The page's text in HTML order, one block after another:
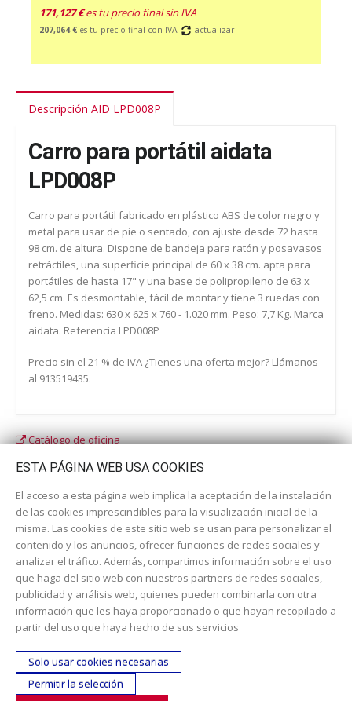
171,127 € es tu precio final sin IVA
207,064 € es tu precio final con IVA actualizar
Descripción AID LPD008P
Carro para portátil aidata
LPD008P
Carro para portátil fabricado en plástico ABS de color negro y
metal para usar de pie o sentado, con ajuste desde 72 hasta
98 cm. de altura. Dispone de bandeja para ratón y posavasos
retráctiles, una superficie principal de 60 x 38 cm. apta para
portátiles de hasta 17" y una base de polipropileno de 63 x
62,5 cm. Es desmontable, fácil de montar y tiene 3 ruedas con
freno. Medidas: 630 x 625 x 760 - 1.020 mm. Peso: 7,7 Kg. Marca
aidata. Referencia LPD008P
Precio sin el 21 % de IVA ¿Tienes una oferta mejor? Llámanos
al 913519435.
Catálogo de oficina
Dirección:c/ Cercedilla nº 14, 28925 Alcorcón
Email:contacta aquí
Teléfono:913519435
ESTA PÁGINA WEB USA COOKIES
El acceso a esta página web implica la aceptación de la instalación
de las cookies imprescindibles para la visualización inicial de la
misma. Las cookies de este sitio web se usan para personalizar el
contenido y los anuncios, ofrecer funciones de redes sociales y
analizar el tráfico. Además, compartimos información sobre el uso
que haga del sitio web con nuestros partners de redes sociales,
publicidad y análisis web, quienes pueden combinarla con otra
información que les haya proporcionado o que hayan recopilado a
partir del uso que haya hecho de sus servicios
Solo usar cookies necesarias
Permitir la selección